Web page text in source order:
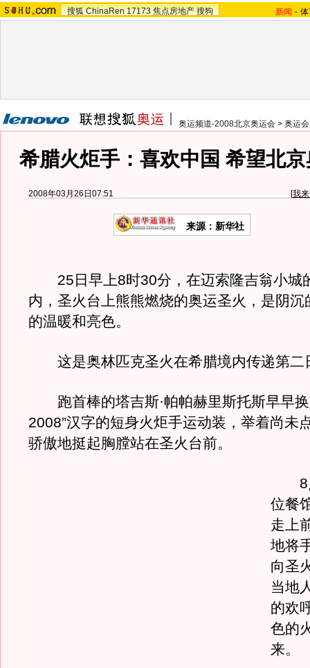
搜狐 ChinaRen 17173 焦点房地产 搜狗 新闻 -
奥运频道-2008北京奥运会 > 奥运
希腊火炬手：喜欢中国 希望北
2008年03月26日07:51 [我
来源：新华社
25日早上8时30分，在迈索隆吉翁小城
内，圣火台上熊熊燃烧的奥运圣火，是阴沉
的温暖和亮色。
这是奥林匹克圣火在希腊境内传递第二
跑首棒的塔吉斯·帕帕赫里斯托斯早早换
2008”汉字的短身火炬手运动装，举着尚未
骄傲地挺起胸膛站在圣火台前。
8
位餐
走上
地将
向圣
当地
的欢
色的
来。